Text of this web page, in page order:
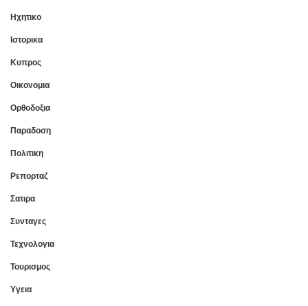
Ηχητικο
Ιστορικα
Κυπρος
Οικονομια
Ορθοδοξια
Παραδοση
Πολιτικη
Ρεπορταζ
Σατιρα
Συνταγες
Τεχνολογια
Τουρισμος
Υγεια